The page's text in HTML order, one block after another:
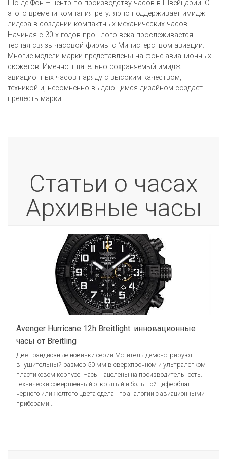
Шо-де-Фон – центр по производству часов в Швейцарии. С
этого времени компания регулярно поддерживает имидж
лидера в создании компактных механических часов.
Начиная с 30-х годов прошлого века прослеживается
тесная связь часовой фирмы с Министерством авиации.
Многие модели марки представлены на фоне авиационных
сюжетов. Именно тщательно сохраняемый имидж
авиационных часов наряду с высоким качеством,
техникой и, несомненно выдающимся дизайном создает
прелесть марки.
Статьи о часах
Архивные часы
Avenger Hurricane 12h Breitlight: инновационные
часы от Breitling
Две грандиозные новинки серии Мститель демонстрируют
внушительный размер 50 мм в сверхпрочном и ультралегком
пластиковом корпусе. Часы нацелены на производительность.
Технически совершенный открытый и большой циферблат
черного или желтого цвета сделан по аналогии с авиационными
приборами...